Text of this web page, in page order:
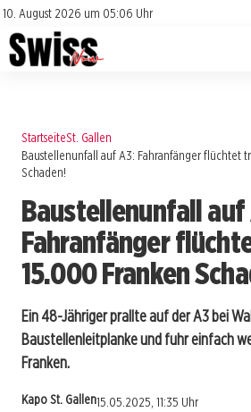
10. August 2026 um 05:06 Uhr
Impressum
Datenschutz
Jobs
Events
StartseiteSt. Gallen
Baustellenunfall auf A3: Fahranfänger flüchtet
Schaden!
Baustellenunfall auf
Fahranfänger
15.000 Franken
Ein 48-Jähriger prallte auf der A3 bei
Baustellenleitplanke und fuhr einfach
Franken.
Kapo St. Gallen15.05.2025, 11:35 Uhr